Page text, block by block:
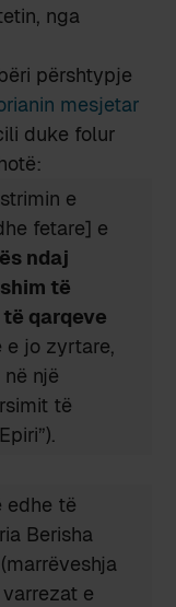
nga
përshtypje
mesjetar
duke folur
e
fetare] e
ndaj
të
qarqeve
e jo zyrtare,
një
të
edhe të
Berisha
e